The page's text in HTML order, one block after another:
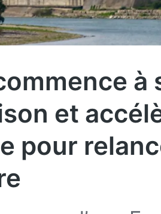
et
pour